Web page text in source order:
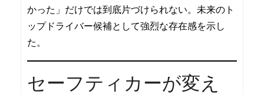
かった」だけでは到底片づけられない。未来のト
ップドライバー候補として強烈な存在感を示し
た。
セーフティカーが変え